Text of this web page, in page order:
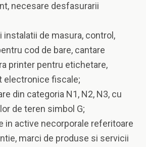
necesare desfasurarii
de masura, control,
cod de bare, cantare
printer pentru etichetare,
electronice fiscale;
categoria N1, N2, N3, cu
de teren simbol G;
necorporale referitoare
marci de produse si servicii